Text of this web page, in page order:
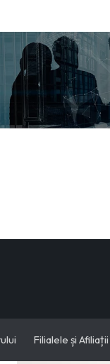
Filialele și Afiliații